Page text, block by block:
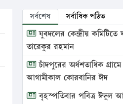
সর্বশেষ সর্বাধিক পঠিত
যুবদলের কেন্দ্রীয় কমিটিতে
তারেকুর রহমান
চাঁদপুরের অর্ধশতাধিক গ্রামে
আগামীকাল কোরবানির ঈদ
বৃহস্পতিবার পবিত্র ঈদুল